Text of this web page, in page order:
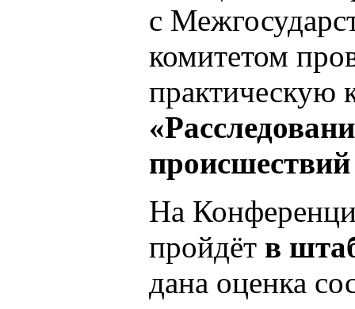
с
комитетом
практическую
На
пройдёт в
дана оценка